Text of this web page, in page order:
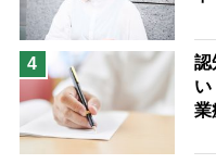
な
4
認
い
業